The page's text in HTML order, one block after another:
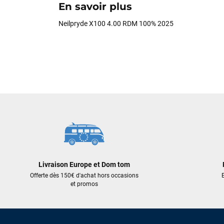
En savoir plus
Neilpryde X100 4.00 RDM 100% 2025
Livraison Europe et Dom tom
Offerte dès 150€ d'achat hors occasions
et promos